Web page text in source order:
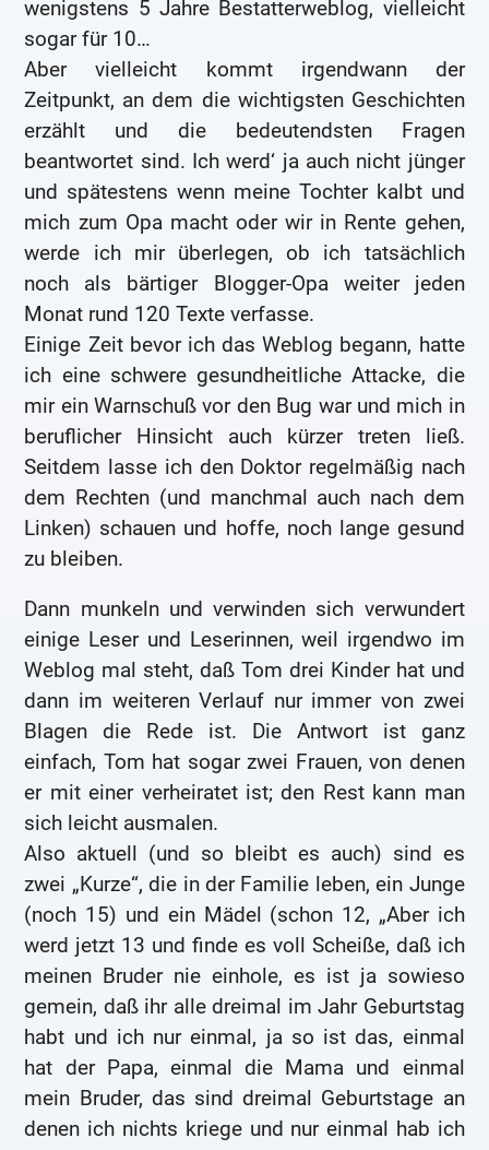
wenigstens 5 Jahre Bestatterweblog, vielleicht
sogar für 10…
Aber vielleicht kommt irgendwann der
Zeitpunkt, an dem die wichtigsten Geschichten
erzählt und die bedeutendsten Fragen
beantwortet sind. Ich werd‘ ja auch nicht jünger
und spätestens wenn meine Tochter kalbt und
mich zum Opa macht oder wir in Rente gehen,
werde ich mir überlegen, ob ich tatsächlich
noch als bärtiger Blogger-Opa weiter jeden
Monat rund 120 Texte verfasse.
Einige Zeit bevor ich das Weblog begann, hatte
ich eine schwere gesundheitliche Attacke, die
mir ein Warnschuß vor den Bug war und mich in
beruflicher Hinsicht auch kürzer treten ließ.
Seitdem lasse ich den Doktor regelmäßig nach
dem Rechten (und manchmal auch nach dem
Linken) schauen und hoffe, noch lange gesund
zu bleiben.
Dann munkeln und verwinden sich verwundert
einige Leser und Leserinnen, weil irgendwo im
Weblog mal steht, daß Tom drei Kinder hat und
dann im weiteren Verlauf nur immer von zwei
Blagen die Rede ist. Die Antwort ist ganz
einfach, Tom hat sogar zwei Frauen, von denen
er mit einer verheiratet ist; den Rest kann man
sich leicht ausmalen.
Also aktuell (und so bleibt es auch) sind es
zwei „Kurze“, die in der Familie leben, ein Junge
(noch 15) und ein Mädel (schon 12, „Aber ich
werd jetzt 13 und finde es voll Scheiße, daß ich
meinen Bruder nie einhole, es ist ja sowieso
gemein, daß ihr alle dreimal im Jahr Geburtstag
habt und ich nur einmal, ja so ist das, einmal
hat der Papa, einmal die Mama und einmal
mein Bruder, das sind dreimal Geburtstage an
denen ich nichts kriege und nur einmal hab ich